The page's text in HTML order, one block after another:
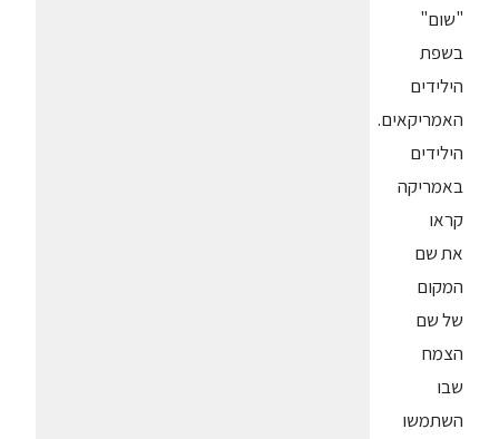
"שום"
בשפת
הילידים
האמריקאים.
הילידים
באמריקה
קראו
את שם
המקום
של שם
הצמח
שבו
השתמשו